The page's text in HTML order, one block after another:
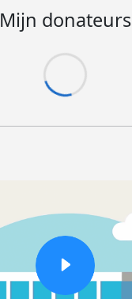
Mijn donateurs